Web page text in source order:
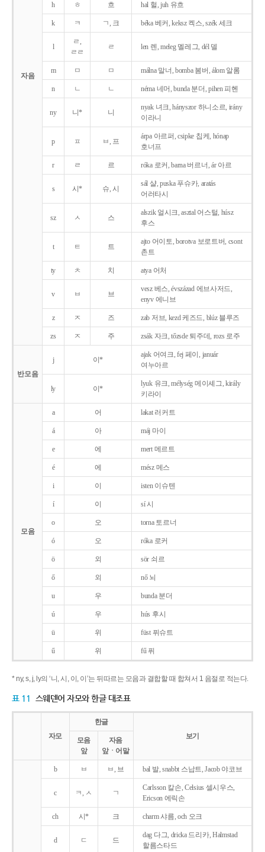
자음
h ㅎ 흐 hal 헐, juh 유흐
k ㅋ ㄱ, 크 béka 베커, keksz 켁스, szék 세크
l
ㄹ,
ㄹㄹ
ㄹ len 렌, meleg 멜레그, dél 델
m ㅁ ㅁ málna 말너, bomba 봄버, álom 알롬
n ㄴ ㄴ néma 네머, bunda 분더, pihen 피헨
ny 니* 니
nyak 녀크, hányszor 하니소르, irány
이라니
p ㅍ ㅂ, 프
árpa 아르퍼, csipke 칩케, hónap
호너프
r ㄹ 르 róka 로커, barna 버르너, ár 아르
s 시* 슈, 시
sál 샬, puska 푸슈카, aratás
어러타시
sz ㅅ 스
alszik 얼시크, asztal 어스털, húsz
후스
t ㅌ 트
ajto 어이토, borotva 보로트버, csont
촌트
ty ㅊ 치 atya 어처
v ㅂ 브
vesz 베스, évszázad 에브사저드,
enyv 에니브
z ㅈ 즈 zab 저브, kezd 케즈드, blúz 블루즈
zs ㅈ 주 zsák 자크, tőzsde 퇴주데, rozs 로주
반모음
j 이*
ajak 어여크, fej 페이, január
여누아르
ly 이*
lyuk 유크, mélység 메이셰그, király
키라이
모음
a 어 lakat 러커트
á 아 máj 마이
e 에 mert 메르트
é 에 mész 메스
i 이 isten 이슈텐
í 이 sí 시
o 오 torna 토르너
ó 오 róka 로커
ö 외 sör 쇠르
ő 외 nő 뇌
u 우 bunda 분더
ú 우 hús 후시
ü 위 füst 퓌슈트
ű 위 fű 퓌
* ny, s, j, ly의 ‘니, 시, 이, 이’는 뒤따르는 모음과 결합할 때 합쳐서 1 음절로 적는다.
표 11 스웨덴어 자모와 한글 대조표
자모
한글
보기
모음
앞
자음
앞ㆍ어말
b ㅂ ㅂ, 브 bal 발, snabbt 스납트, Jacob 야코브
c ㅋ, ㅅ ㄱ
Carlsson 칼손, Celsius 셀시우스,
Ericson 에릭손
ch 시* 크 charm 샤름, och 오크
d ㄷ 드
dag 다그, dricka 드리카, Halmstad
할름스타드